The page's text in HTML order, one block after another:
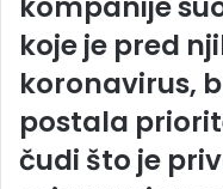
koje je pred
koronavirus,
postala
čudi što je